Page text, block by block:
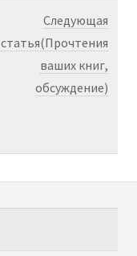
Следующая
статья(Прочтения
ваших книг,
обсуждение)